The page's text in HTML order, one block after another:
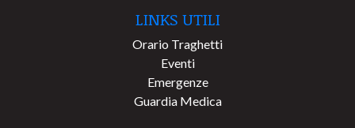
LINKS UTILI
Orario Traghetti
Eventi
Emergenze
Guardia Medica